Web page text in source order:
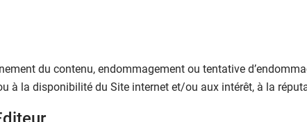
du contenu, endommagement ou tentative
à la disponibilité du Site internet et/ou aux intérêt, à la